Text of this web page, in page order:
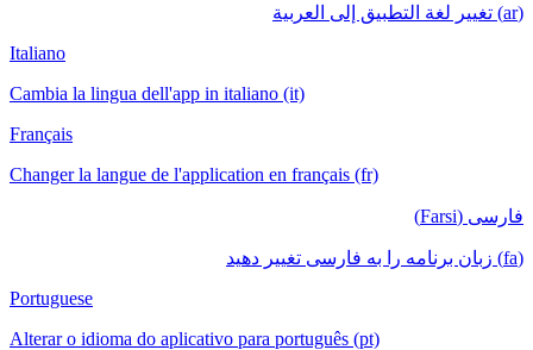
(ar) تغيير لغة التطبيق إلى العربية
Italiano
Cambia la lingua dell'app in italiano (it)
Français
Changer la langue de l'application en français (fr)
فارسی (Farsi)
(fa) زبان برنامه را به فارسی تغییر دهید
Portuguese
Alterar o idioma do aplicativo para português (pt)